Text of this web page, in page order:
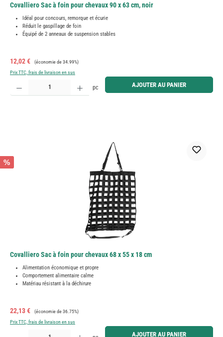
Covalliero Sac à foin pour chevaux 90 x 63 cm, noir
Idéal pour concours, remorque et écurie
Réduit le gaspillage de foin
Équipé de 2 anneaux de suspension stables
Prix de vente :
12,02 € Prix régulier :
(économie de 34.99%)
Prix TTC, frais de livraison en sus
Quantité de produit : Entrez la quantité souhaitée ou utilisez les boutons pour augmenter ou
pc AJOUTER AU PANIER
%
Covalliero Sac à foin pour chevaux 68 x 55 x 18 cm
Alimentation économique et propre
Comportement alimentaire calme
Matériau résistant à la déchirure
Prix de vente :
22,13 € Prix régulier :
(économie de 36.75%)
Prix TTC, frais de livraison en sus
Quantité de produit : Entrez la quantité souhaitée ou utilisez les boutons pour augmenter ou
AJOUTER AU PANIER